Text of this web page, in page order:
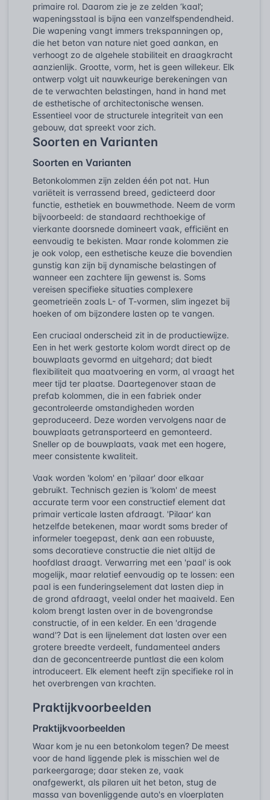
primaire rol. Daarom zie je ze zelden ‘kaal’;
wapeningsstaal is bijna een vanzelfspendendheid.
Die wapening vangt immers trekspanningen op,
die het beton van nature niet goed aankan, en
verhoogt zo de algehele stabiliteit en draagkracht
aanzienlijk. Grootte, vorm, het is geen willekeur. Elk
ontwerp volgt uit nauwkeurige berekeningen van
de te verwachten belastingen, hand in hand met
de esthetische of architectonische wensen.
Essentieel voor de structurele integriteit van een
gebouw, dat spreekt voor zich.
Soorten en Varianten
Soorten en Varianten
Betonkolommen zijn zelden één pot nat. Hun
variëteit is verrassend breed, gedicteerd door
functie, esthetiek en bouwmethode. Neem de vorm
bijvoorbeeld: de standaard rechthoekige of
vierkante doorsnede domineert vaak, efficiënt en
eenvoudig te bekisten. Maar ronde kolommen zie
je ook volop, een esthetische keuze die bovendien
gunstig kan zijn bij dynamische belastingen of
wanneer een zachtere lijn gewenst is. Soms
vereisen specifieke situaties complexere
geometrieën zoals L- of T-vormen, slim ingezet bij
hoeken of om bijzondere lasten op te vangen.
Een cruciaal onderscheid zit in de productiewijze.
Een in het werk gestorte kolom wordt direct op de
bouwplaats gevormd en uitgehard; dat biedt
flexibiliteit qua maatvoering en vorm, al vraagt het
meer tijd ter plaatse. Daartegenover staan de
prefab kolommen, die in een fabriek onder
gecontroleerde omstandigheden worden
geproduceerd. Deze worden vervolgens naar de
bouwplaats getransporteerd en gemonteerd.
Sneller op de bouwplaats, vaak met een hogere,
meer consistente kwaliteit.
Vaak worden 'kolom' en 'pilaar' door elkaar
gebruikt. Technisch gezien is 'kolom' de meest
accurate term voor een constructief element dat
primair verticale lasten afdraagt. 'Pilaar' kan
hetzelfde betekenen, maar wordt soms breder of
informeler toegepast, denk aan een robuuste,
soms decoratieve constructie die niet altijd de
hoofdlast draagt. Verwarring met een 'paal' is ook
mogelijk, maar relatief eenvoudig op te lossen: een
paal is een funderingselement dat lasten diep in
de grond afdraagt, veelal onder het maaiveld. Een
kolom brengt lasten over in de bovengrondse
constructie, of in een kelder. En een 'dragende
wand'? Dat is een lijnelement dat lasten over een
grotere breedte verdeelt, fundamenteel anders
dan de geconcentreerde puntlast die een kolom
introduceert. Elk element heeft zijn specifieke rol in
het overbrengen van krachten.
Praktijkvoorbeelden
Praktijkvoorbeelden
Waar kom je nu een betonkolom tegen? De meest
voor de hand liggende plek is misschien wel de
parkeergarage; daar steken ze, vaak
onafgewerkt, als pilaren uit het beton, stug de
massa van bovenliggende auto's en vloerplaten